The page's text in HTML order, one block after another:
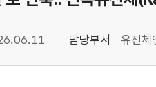
담당부서 유전체